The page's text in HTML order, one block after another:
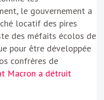
le gouvernement a
locatif des pires
des méfaits écolos de
pour être développée
confrères de
Macron a détruit